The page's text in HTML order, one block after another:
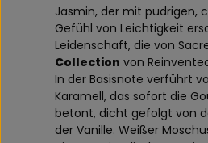
Jasmin, der mit pudrigen,
Gefühl von Leichtigkeit
Leidenschaft, die von
Collection von
In der Basisnote verführt
Karamell, das sofort die
betont, dicht gefolgt von
der Vanille. Weißer